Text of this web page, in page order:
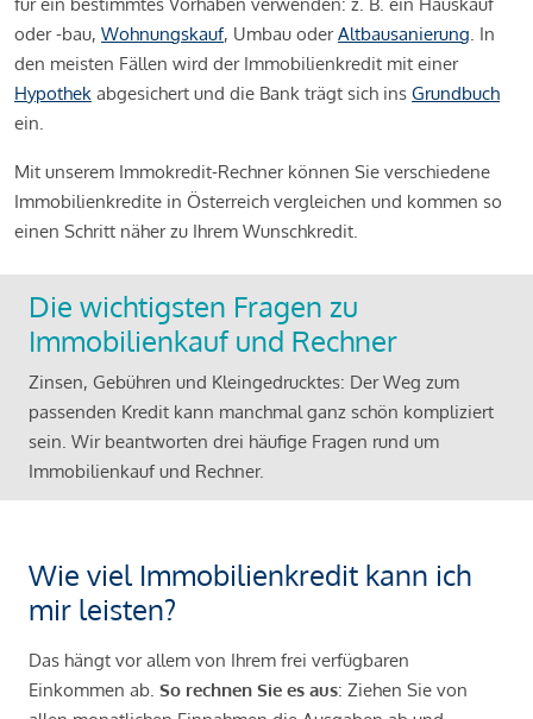
für ein bestimmtes Vorhaben verwenden: z. B. ein Hauskauf
oder -bau, Wohnungskauf, Umbau oderAltbausanierung. In
den meisten Fällen wird der Immobilienkredit mit einer
Hypothek abgesichert und die Bank trägt sich ins Grundbuch
ein.
Mit unserem Immokredit-Rechner können Sie verschiedene
Immobilienkredite in Österreich vergleichen und kommen so
einen Schritt näher zu Ihrem Wunschkredit.
Die wichtigsten Fragen zu
Immobilienkauf und Rechner
Zinsen, Gebühren und Kleingedrucktes: Der Weg zum
passenden Kredit kann manchmal ganz schön kompliziert
sein. Wir beantworten drei häufige Fragen rund um
Immobilienkauf und Rechner.
Wie viel Immobilienkredit kann ich
mir leisten?
Das hängt vor allem von Ihrem frei verfügbaren
Einkommen ab. So rechnen Sie es aus: Ziehen Sie von